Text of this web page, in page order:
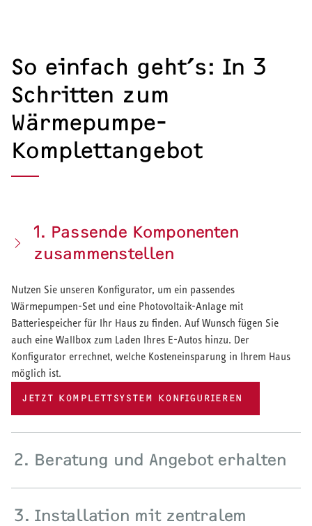
So einfach geht’s: In 3
Schritten zum
Wärmepumpe-
Komplettangebot
1. Passende Komponenten
zusammenstellen
Nutzen Sie unseren Konfigurator, um ein passendes
Wärmepumpen-Set und eine Photovoltaik-Anlage mit
Batteriespeicher für Ihr Haus zu finden. Auf Wunsch fügen Sie
auch eine Wallbox zum Laden Ihres E-Autos hinzu. Der
Konfigurator errechnet, welche Kosteneinsparung in Ihrem Haus
möglich ist.
JETZT KOMPLETTSYSTEM KONFIGURIEREN
2. Beratung und Angebot erhalten
3. Installation mit zentralem